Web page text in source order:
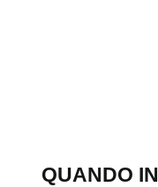
QUANDO